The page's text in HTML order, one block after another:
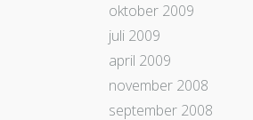
oktober 2009
juli 2009
april 2009
november 2008
september 2008